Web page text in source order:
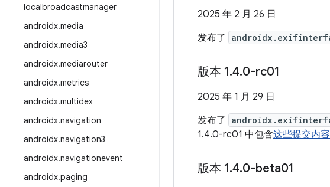
localbroadcastmanager
androidx.media
androidx.media3
androidx.mediarouter
androidx.metrics
androidx.multidex
androidx.navigation
androidx.navigation3
androidx.navigationevent
androidx.paging
2025 年 2 月 26 日
发布了
版本 1.4.0-rc01
2025 年 1 月 29 日
发布了
1.4.0-rc01 中包含这些提交内容
版本 1.4.0-beta01